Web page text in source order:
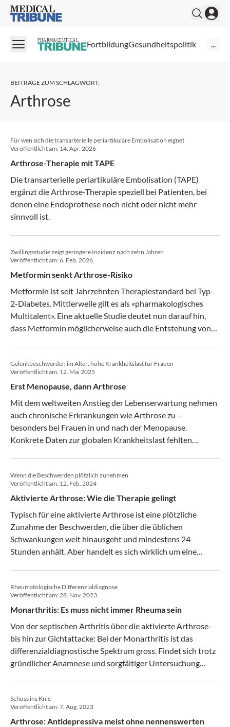
Medical Tribune
PHARMACEUTICAL FortbildungGesundheitspolitik ...
BEITRÄGE ZUM SCHLAGWORT:
Arthrose
Für wen sich die transarterielle periartikuläre Embolisation eignet
Veröffentlicht am: 14. Apr. 2026
Arthrose-Therapie mit TAPE
Die transarterielle periartikuläre Embolisation (TAPE)
ergänzt die Arthrose-Therapie speziell bei Patienten, bei
denen eine Endoprothese noch nicht oder nicht mehr
sinnvoll ist.
Zwillingsstudie zeigt geringere Inzidenz nach zehn Jahren
Veröffentlicht am:6. Feb. 2026
Metformin senkt Arthrose-Risiko
Metformin ist seit Jahrzehnten Therapiestandard bei Typ-
2-Diabetes. Mittlerweile gilt es als «pharmakologisches
Multitalent». Eine aktuelle Studie deutet nun darauf hin,
dass Metformin möglicherweise auch die Entstehung von
Gelenkbeschwerden im Alter: hohe Krankheitslast für Frauen
Veröffentlicht am: 12. Mai 2025
Erst Menopause, dann Arthrose
Mit dem weltweiten Anstieg der Lebenserwartung nehmen
auch chronische Erkrankungen wie Arthrose zu –
besonders bei Frauen in und nach der Menopause.
Konkrete Daten zur globalen Krankheitslast fehlten
postmenopausalen Frauen.
Wenn die Beschwerden plötzlich zunehmen
Veröffentlicht am: 12. Feb. 2024
Aktivierte Arthrose: Wie die Therapie gelingt
Typisch für eine aktivierte Arthrose ist eine plötzliche
Zunahme der Beschwerden, die über die üblichen
Schwankungen weit hinausgeht und mindestens 24
Stunden anhält. Aber handelt es sich wirklich um eine
für den Therapieerfolg.
Rheumatologische Differenzialdiagnose
Veröffentlicht am: 28. Nov. 2023
Monarthritis: Es muss nicht immer Rheuma sein
Von der septischen Arthritis über die aktivierte Arthrose­
bis hin zur Gichtattacke: Bei der Monarthritis ist das
differenzialdiagnostische Spektrum gross. Findet sich trotz
gründlicher Anamnese und sorgfältiger Untersuchung
Schuss ins Knie
Veröffentlicht am:7. Aug. 2023
Arthrose: Antidepressiva meist ohne nennenswerten